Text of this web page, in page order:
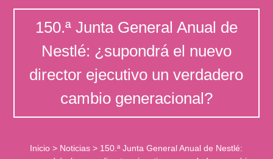
150.ª Junta General Anual de
Nestlé: ¿supondrá el nuevo
director ejecutivo un verdadero
cambio generacional?
Inicio > Noticias > 150.ª Junta General Anual de Nestlé: